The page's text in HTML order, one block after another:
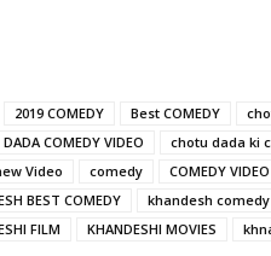
2019 COMEDY Best COMEDY
COMEDY VIDEO
chotu dada ki
Video
comedy COMEDY VIDEO
BEST COMEDY
khandesh
FILM
KHANDESHI MOVIES